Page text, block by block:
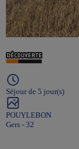
Séjour de 5 jour(s)
POUYLEBON
Gers - 32